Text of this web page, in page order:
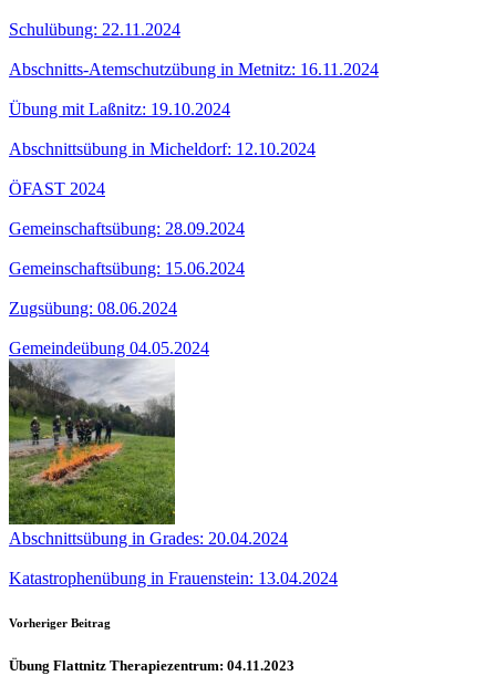
Schulübung: 22.11.2024
Abschnitts-Atemschutzübung in Metnitz: 16.11.2024
Übung mit Laßnitz: 19.10.2024
Abschnittsübung in Micheldorf: 12.10.2024
ÖFAST 2024
Gemeinschaftsübung: 28.09.2024
Gemeinschaftsübung: 15.06.2024
Zugsübung: 08.06.2024
Gemeindeübung 04.05.2024
Abschnittsübung in Grades: 20.04.2024
Katastrophenübung in Frauenstein: 13.04.2024
Vorheriger Beitrag
Übung Flattnitz Therapiezentrum: 04.11.2023